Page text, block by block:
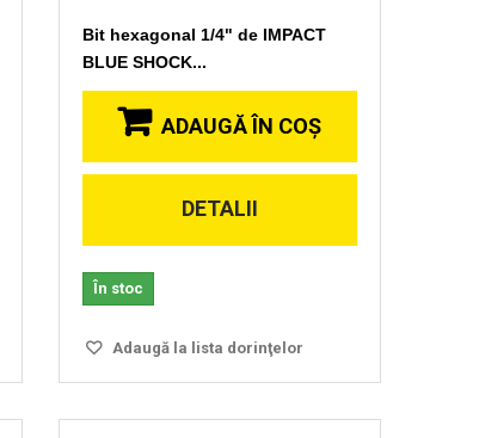
Bit hexagonal 1/4" de IMPACT
BLUE SHOCK...
ADAUGĂ ÎN COŞ
DETALII
În stoc
Adaugă la lista dorinţelor
Vizionare